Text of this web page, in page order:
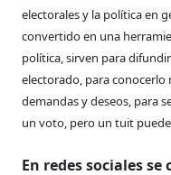
electorales y la política en
convertido en una
política, sirven para
electorado, para conocerlo
demandas y deseos, para
un voto, pero un tuit
En redes sociales